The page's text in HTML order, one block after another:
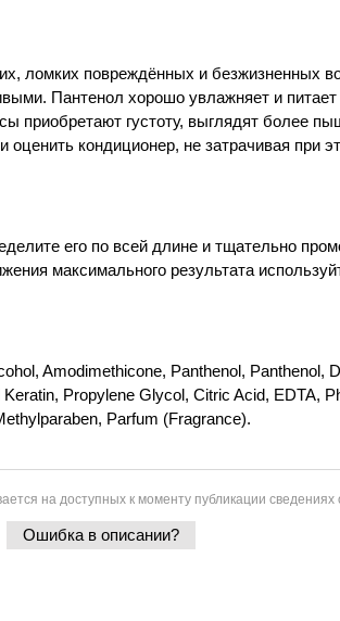
ломких повреждённых и безжизненных
Пантенол хорошо увлажняет и
приобретают густоту, выглядят более
кондиционер, не затрачивая при
его по всей длине и тщательно
максимального результата
Amodimethicone, Panthenol, Panthenol,
Propylene Glycol, Citric Acid, EDTA,
Parfum (Fragrance).
на доступных к моменту публикации сведениях
Ошибка в описании?